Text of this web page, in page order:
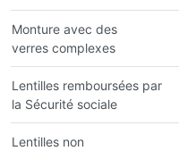
Monture avec des
verres complexes
Lentilles remboursées par
la Sécurité sociale
Lentilles non